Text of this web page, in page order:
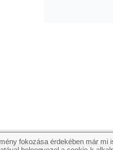
Copyright Network.hu Minden jog fenntartva.
fokozása érdekében már mi